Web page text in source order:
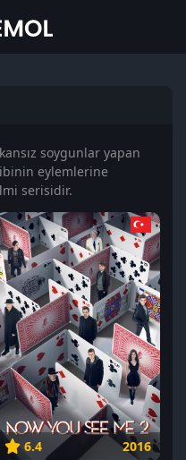
soygunlar yapan
eylemlerine
serisidir.
6.4 2016